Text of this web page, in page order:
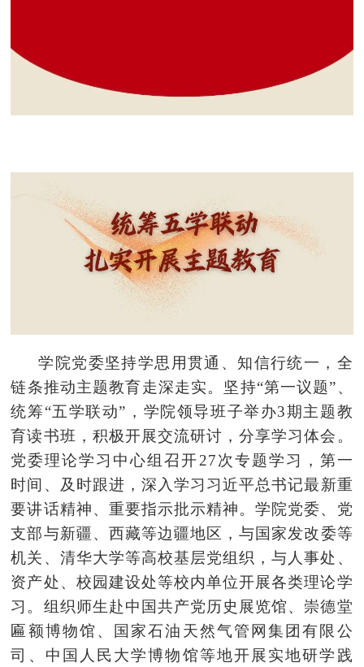
学院党委坚持学思用贯通 、知信行统一，全
链条推动主题教育走深走实。坚持“第一议题”、
统筹“五学联动”，学院领导班子举办3期主题教
育读书班，积极开展交流研讨，分享学习体会。
党委理论学习中心组召开27次专题学习，第一
时间、及时跟进，深入学习习近平总书记最新重
要讲话精神、重要指示批示精神。学院党委、党
支部与新疆、西藏等边疆地区，与国家发改委等
机关、清华大学等高校基层党组织，与人事处、
资产处、校园建设处等校内单位开展各类理论学
习。组织师生赴中国共产党历史展览馆、崇德堂
匾额博物馆、国家石油天然气管网集团有限公
司、中国人民大学博物馆等地开展实地研学 践